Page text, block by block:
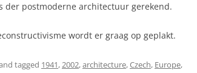
der postmoderne architectuur gerekend.
wordt er graag op geplakt.
tagged 1941,2002,architecture,Czech, Europe,